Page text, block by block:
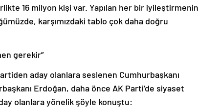
16 milyon kişi var. Yapılan her bir iyileştirmenin
karşımızdaki tablo çok daha doğru
gerekir”
aday olanlara seslenen Cumhurbaşkanı
Erdoğan, daha önce AK Parti’de siyaset
olanlara yönelik şöyle konuştu: